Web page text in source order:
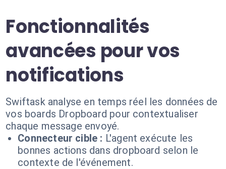
Fonctionnalités
avancées pour vos
notifications
Swiftask analyse en temps réel les données de
vos boards Dropboard pour contextualiser
chaque message envoyé.
Connecteur cible : L'agent exécute les
bonnes actions dans dropboard selon le
contexte de l'événement.